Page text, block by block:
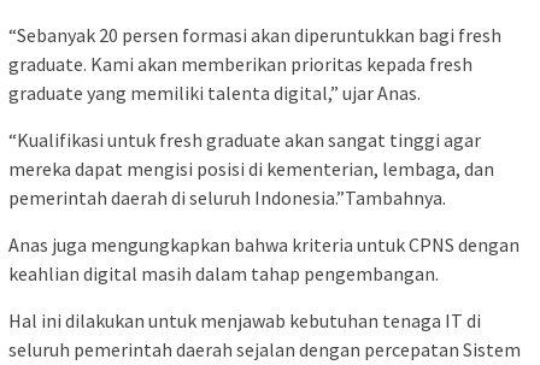
“Sebanyak 20 persen formasi akan diperuntukkan bagi fresh
graduate. Kami akan memberikan prioritas kepada fresh
graduate yang memiliki talenta digital,” ujar Anas.
“Kualifikasi untuk fresh graduate akan sangat tinggi agar
mereka dapat mengisi posisi di kementerian, lembaga, dan
pemerintah daerah di seluruh Indonesia.”Tambahnya.
Anas juga mengungkapkan bahwa kriteria untuk CPNS dengan
keahlian digital masih dalam tahap pengembangan.
Hal ini dilakukan untuk menjawab kebutuhan tenaga IT di
seluruh pemerintah daerah sejalan dengan percepatan Sistem